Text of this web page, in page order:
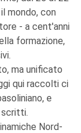
mondo, con
- a cent'anni
formazione,
ma unificato
qui raccolti ci
e
scritti.
Nord-